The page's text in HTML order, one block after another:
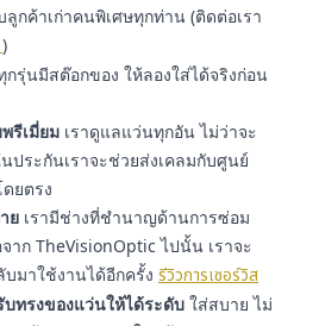
กค้าเก่าคนพิเศษทุกท่าน (ติดต่อเรา
)
กรุ่นมีสต๊อกของ ให้ลองใส่ได้จริงก่อน
รีเมี่ยม เราดูแลแว่นทุกอัน ไม่ว่าจะ
ประกันเราจะช่วยส่งเคลมกับศูนย์
ยตรง
ย เรามีช่างที่ชำนาญด้านการซ่อม
ก TheVisionOptic ไปนั้น เราจะ
มาใช้งานได้อีกครั้ง รีวิวการเซอร์วิส
ทรงของแว่นให้ได้ระดับ ใส่สบาย ไม่